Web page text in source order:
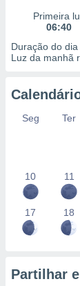
fontes,
e melhorar
dados
estudos
Primeira
06:40
Duração do dia
Luz da manhã
Seg Ter
10 11
17 18
Partilhar